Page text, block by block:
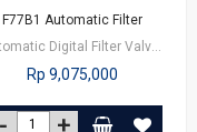
F77B1 Automatic Filter
Rp 9,075,000